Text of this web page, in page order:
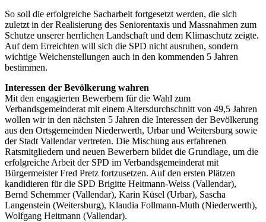
So soll die erfolgreiche Sacharbeit fortgesetzt werden, die sich
zuletzt in der Realisierung des Seniorentaxis und Massnahmen zum
Schutze unserer herrlichen Landschaft und dem Klimaschutz zeigte.
Auf dem Erreichten will sich die SPD nicht ausruhen, sondern
wichtige Weichenstellungen auch in den kommenden 5 Jahren
bestimmen.
Interessen der Bevölkerung wahren
Mit den engagierten Bewerbern für die Wahl zum
Verbandsgemeinderat mit einem Altersdurchschnitt von 49,5 Jahren
wollen wir in den nächsten 5 Jahren die Interessen der Bevölkerung
aus den Ortsgemeinden Niederwerth, Urbar und Weitersburg sowie
der Stadt Vallendar vertreten. Die Mischung aus erfahrenen
Ratsmitgliedern und neuen Bewerbern bildet die Grundlage, um die
erfolgreiche Arbeit der SPD im Verbandsgemeinderat mit
Bürgermeister Fred Pretz fortzusetzen. Auf den ersten Plätzen
kandidieren für die SPD Brigitte Heitmann-Weiss (Vallendar),
Bernd Schemmer (Vallendar), Karin Küsel (Urbar), Sascha
Langenstein (Weitersburg), Klaudia Follmann-Muth (Niederwerth),
Wolfgang Heitmann (Vallendar).